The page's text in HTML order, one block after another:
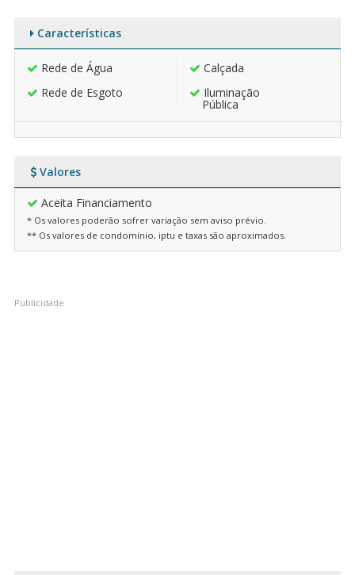
Características
Rede de Água
Calçada
Rede de Esgoto
Iluminação
Pública
Valores
Aceita Financiamento
* Os valores poderão sofrer variação sem aviso prévio.
** Os valores de condomínio, iptu e taxas são aproximados.